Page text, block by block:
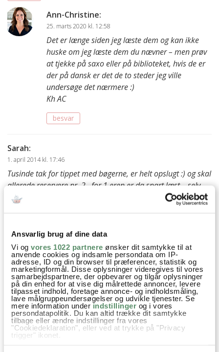
Ansvarlig brug af dine data
Vi og vores 1022 partnere ønsker dit samtykke til at
anvende cookies og indsamle persondata om IP-
adresse, ID og din browser til præferencer, statistik og
marketingformål. Disse oplysninger videregives til vores
samarbejdspartnere, der opbevarer og tilgår oplysninger
på din enhed for at vise dig målrettede annoncer, levere
tilpasset indhold, foretage annonce- og indholdsmåling,
lave målgruppeundersøgelser og udvikle tjenester. Se
mere information under indstillinger og i vores
persondatapolitik. Du kan altid trække dit samtykke
tilbage eller ændre indstillinger fra vores
"Cookiedeklaration", eller ved at trykke på "Privacy
trigger" ikonet.
Ann-Christine:
25. marts 2020 kl. 12:58
Det er længe siden jeg læste dem og kan ikke
huske om jeg læste dem du nævner – men prøv
at tjekke på saxo eller på biblioteket, hvis de er
der på dansk er det de to steder jeg ville
undersøge det nærmere :)
Kh AC
besvar
Sarah:
1. april 2014 kl. 17:46
Tusinde tak for tippet med bøgerne, er helt opslugt :) og skal
allerede reservere nr. 2 , for 1 eren er da snart læst – selv
mens der røres i risengrøden kan der læses :)
Har du læst “Jordens Søjler” og “Uendelige Verden”? Hvis
Kh Sarah – der lige fik udvidet sin “To read” liste gevaldigt….
besvar
Ann-Christine:
2. april 2014 kl. 11:06
Hvor er det dejligt at høre!
Det er så skønt at dele gode læseoplevelser :) –
og det er endnu mere fedt, når man falder over
en ny god forfatter, som har så mange bøger